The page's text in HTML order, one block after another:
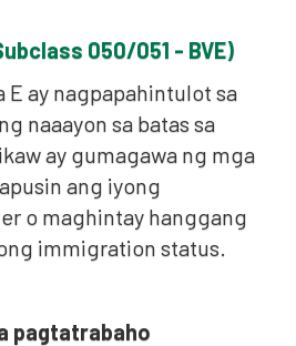
050/051 - BVE)
E ay nagpapahintulot sa
naaayon sa batas sa
ay gumagawa ng mga
ang iyong
o maghintay hanggang
immigration status.
pagtatrabaho